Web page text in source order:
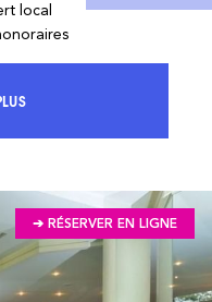
local
À 100% DU MARCHÉ ET
➔ RÉSERVER EN LIGNE